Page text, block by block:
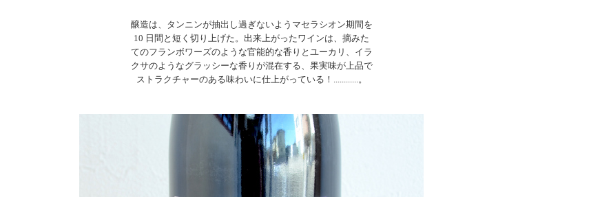
醸造は、タンニンが抽出し過ぎないようマセラシオン期間を
10 日間と短く切り上げた。出来上がったワインは、摘みた
てのフランボワーズのような官能的な香りとユーカリ、イラ
クサのようなグラッシーな香りが混在する、果実味が上品で
ストラクチャーのある味わいに仕上がっている！............。